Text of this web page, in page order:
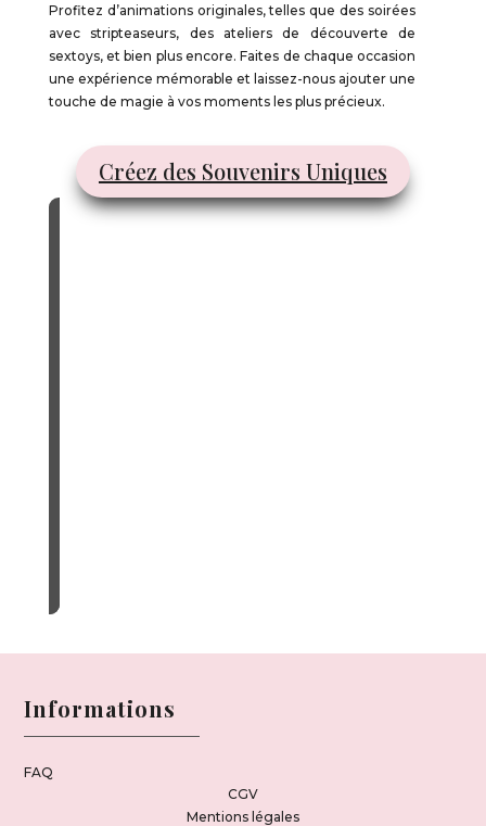
Profitez d’animations originales, telles que des soirées
avec stripteaseurs, des ateliers de découverte de
sextoys, et bien plus encore. Faites de chaque occasion
une expérience mémorable et laissez-nous ajouter une
touche de magie à vos moments les plus précieux.
Créez des Souvenirs Uniques
Informations
FAQ
CGV
Mentions légales